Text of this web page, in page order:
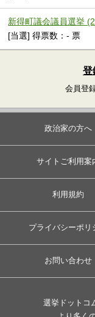
新得町議会議員選挙
[当選] 得票数：- 票
登
会員登
政治家の方へ
サイトご利用案
利用規約
プライバシーポリ
お問い合わせ
選挙ドットコ